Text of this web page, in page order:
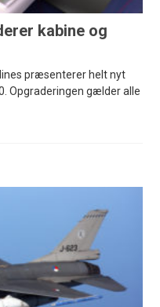
kabine og
præsenterer helt nyt
Opgraderingen gælder alle